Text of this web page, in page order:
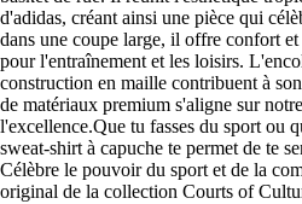
d'adidas, créant ainsi une pièce qui
dans une coupe large, il offre confort
pour l'entraînement et les loisirs.
construction en maille contribuent à
de matériaux premium s'aligne sur
l'excellence.Que tu fasses du sport ou
sweat-shirt à capuche te permet de te
Célèbre le pouvoir du sport et de la
original de la collection Courts of